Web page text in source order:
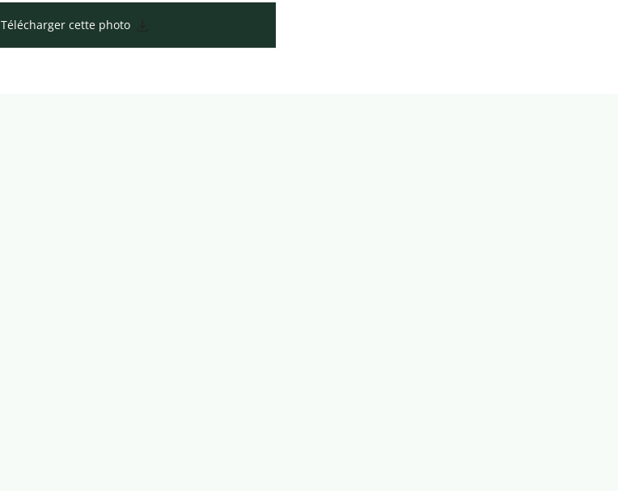
Télécharger cette photo